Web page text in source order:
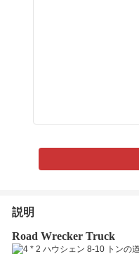
説明
Road Wrecker Truck